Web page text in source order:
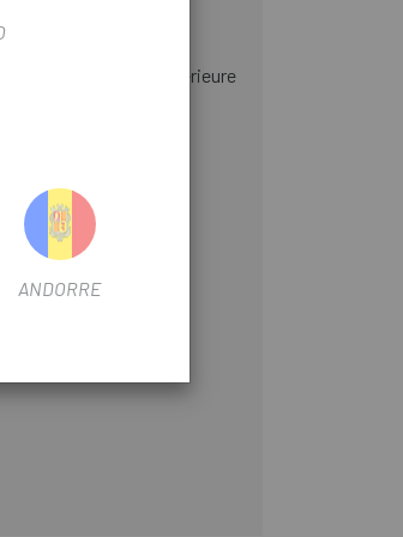
de 35 mm, largeur intérieure
cale. RD. 11SP HG
ANDORRE